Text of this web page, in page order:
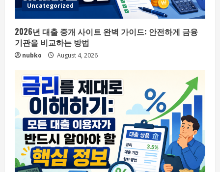
Uncategorized
2026년 대출 중개 사이트 완벽 가이드: 안전하게 금융
기관을 비교하는 방법
nubko August 4, 2026